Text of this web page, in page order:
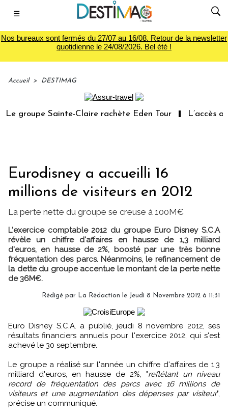
☰
Nos bureaux sont fermés du 27/07 au 16/08. Retour de la newsletter
quotidienne le 24/08/2026. Bel été !
Accueil > DESTIMAG
groupe Sainte-Claire rachète Eden Tour L’accès
Eurodisney a accueilli 16
millions de visiteurs en 2012
La perte nette du groupe se creuse à 100M€
L'exercice comptable 2012 du groupe Euro Disney S.C.A
révèle un chiffre d'affaires en hausse de 1,3 milliard
d'euros, en hausse de 2%, boosté par une très bonne
fréquentation des parcs. Néanmoins, le refinancement de
la dette du groupe accentue le montant de la perte nette
de 36M€.
Rédigé par La Rédaction le Jeudi 8 Novembre 2012 à 11:31
Euro Disney S.C.A. a publié, jeudi 8 novembre 2012, ses
résultats financiers annuels pour l'exercice 2012, qui s'est
achevé le 30 septembre.
Le groupe a réalisé sur l'année un chiffre d'affaires de 1,3
milliard d'euros, en hausse de 2%, "reflétant un niveau
record de fréquentation des parcs avec 16 millions de
visiteurs et une augmentation des dépenses par visiteur",
précise un communiqué.